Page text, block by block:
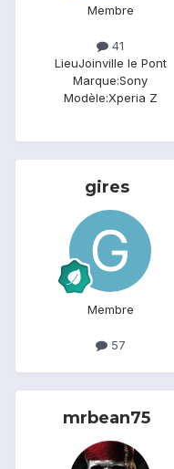
Membre
41
LieuJoinville le Pont
Marque:Sony
Modèle:Xperia Z
gires
Membre
57
mrbean75